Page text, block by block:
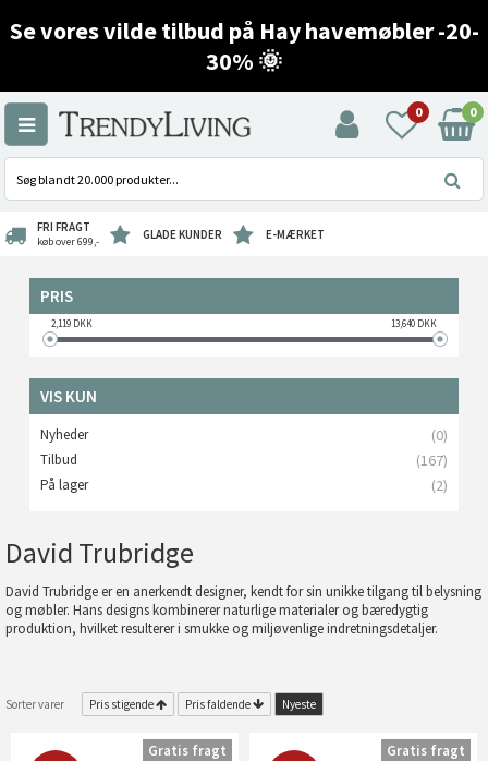
Se vores vilde tilbud på Hay havemøbler -20-
30% 🌞
0 0
FRI FRAGT
køb over 699,- GLADE KUNDER E-MÆRKET
PRIS
2,119DKK 13,640DKK
VIS KUN
Nyheder (0)
Tilbud (167)
På lager (2)
David Trubridge
David Trubridge er en anerkendt designer, kendt for sin unikke tilgang til belysning
og møbler. Hans designs kombinerer naturlige materialer og bæredygtig
produktion, hvilket resulterer i smukke og miljøvenlige indretningsdetaljer.
Sorter varer Pris stigende Pris faldende Nyeste
Gratis fragt Gratis fragt